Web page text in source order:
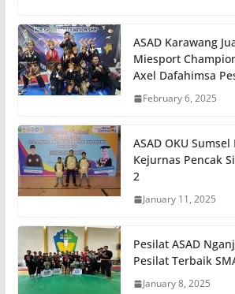
ASAD Karawang
Miesport
Axel Dafahimsa
February 6, 2025
ASAD OKU
Kejurnas Pencak
2
January 11, 2025
Pesilat ASAD
Pesilat Terbaik
January 8, 2025